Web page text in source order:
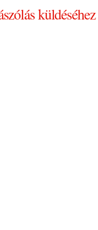
küldéséhez